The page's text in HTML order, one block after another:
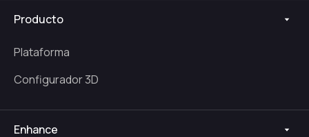
Producto
Plataforma
Configurador 3D
Enhance